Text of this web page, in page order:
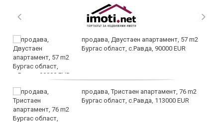
продава, Двустаен апартамент, 57 m2
Бургас област, с.Равда, 90000 EUR
продава, Тристаен апартамент, 76 m2
Бургас област, с.Равда, 113000 EUR